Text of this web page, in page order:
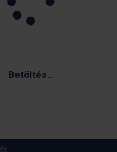
Betöltés...